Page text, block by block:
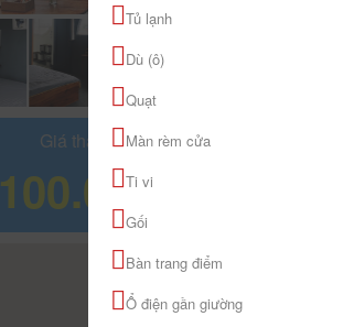
Giá tham khảo
100.000 đ
Tủ lạnh
Dù (ô)
Quạt
Màn rèm cửa
Ti vi
Gối
Bàn trang điểm
Ổ điện gần giường